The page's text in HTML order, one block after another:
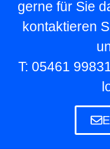
gerne für Sie
kontaktieren
T: 05461